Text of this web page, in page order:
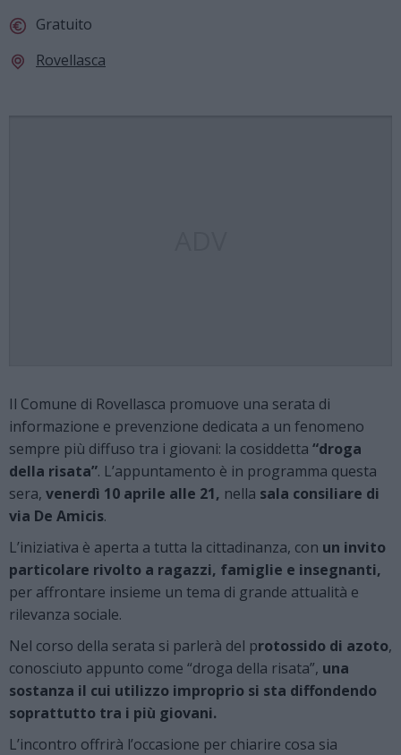
Gratuito
Rovellasca
Il Comune di Rovellasca promuove una serata di
informazione e prevenzione dedicata a un fenomeno
sempre più diffuso tra i giovani: la cosiddetta “droga
della risata”. L’appuntamento è in programma questa
sera, venerdì 10 aprile alle 21, nella sala consiliare di
via De Amicis.
L’iniziativa è aperta a tutta la cittadinanza, con un invito
particolare rivolto a ragazzi, famiglie e insegnanti,
per affrontare insieme un tema di grande attualità e
rilevanza sociale.
Nel corso della serata si parlerà del protossido di azoto,
conosciuto appunto come “droga della risata”, una
sostanza il cui utilizzo improprio si sta diffondendo
soprattutto tra i più giovani.
L’incontro offrirà l’occasione per chiarire cosa sia